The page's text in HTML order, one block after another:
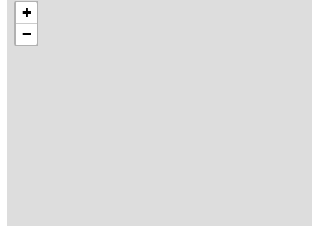
+
−